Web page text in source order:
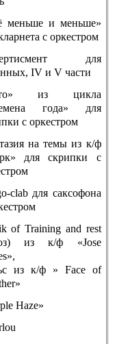
меньше и меньше»
с оркестром
для
IV и V части
из цикла
года» для
с оркестром
на темы из к/ф
для скрипки с
clab для саксофона
of Training and rest
из к/ф «Jose
из к/ф » Face of
Haze»